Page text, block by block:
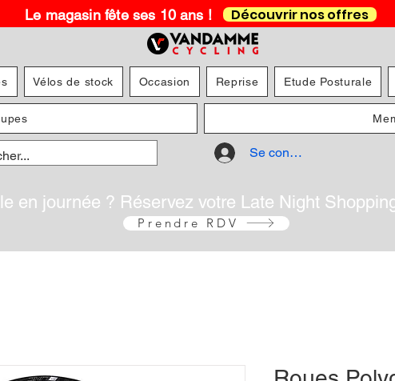
Le magasin fête ses 10 ans ! Découvrir nos offres
Vélos de stock Occasion Reprise Etude Posturale
Se connecter
en journée ? Réservez votre Late Night
Prendre RDV